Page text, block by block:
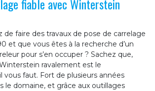
fiable avec Winterstein
de faire des travaux de pose de carrelage
et que vous êtes à la recherche d’un
pour s’en occuper ? Sachez que,
ravalement est le
vous faut. Fort de plusieurs années
le domaine, et grâce aux outillages